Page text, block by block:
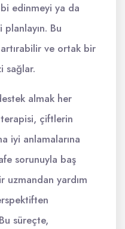
edinmeyi ya da
Bu
artırabilir ve ortak bir
sağlar.
almak her
çiftlerin
iyi anlamalarına
sorunuyla baş
uzmandan yardım
süreçte,